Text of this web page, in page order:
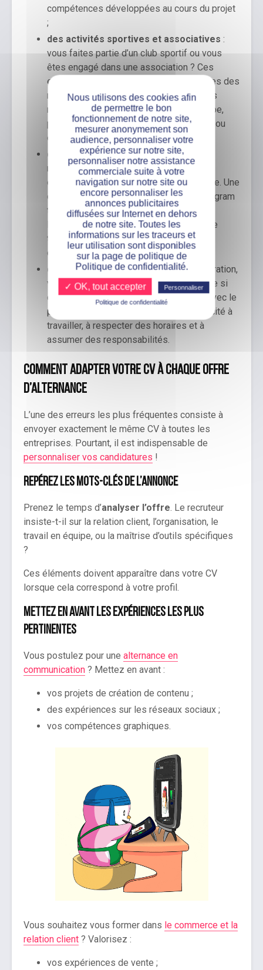
compétences développées au cours du projet
;
des activités sportives et associatives :
vous faites partie d’un club sportif ou vous
êtes engagé dans une association ? Ces
expériences sont souvent très appréciées des
recruteurs, car elles révèlent des qualités
recherchées en entreprise (esprit d’équipe,
persévérance, sens des responsabilités ou
engagement) ;
des projets personnels: aujourd’hui, de
nombreux jeunes développent des
compétences en dehors du cadre scolaire. Une
chaîne YouTube, un blog, un compte Instagram
thématique, des créations graphiques ou
l’apprentissage d’un langage informatique
témoignent de votre curiosité et de votre
capacité à apprendre par vous-même ;
des petits boulots : baby-sitting, restauration,
vente, animation, soutien scolaire… Même si
ces expériences n’ont aucun lien direct avec le
poste visé, elles démontrent votre capacité à
travailler, à respecter des horaires et à
assumer des responsabilités.
Comment adapter votre CV à chaque offre
d’alternance
L’une des erreurs les plus fréquentes consiste à
envoyer exactement le même CV à toutes les
entreprises. Pourtant, il est indispensable de
personnaliser vos candidatures !
Repérez les mots-clés de l’annonce
Prenez le temps d’analyser l’offre. Le recruteur
insiste-t-il sur la relation client, l’organisation, le
travail en équipe, ou la maîtrise d’outils spécifiques
?
Ces éléments doivent apparaître dans votre CV
lorsque cela correspond à votre profil.
Mettez en avant les expériences les plus
pertinentes
Vous postulez pour une alternance en
communication ? Mettez en avant :
vos projets de création de contenu ;
des expériences sur les réseaux sociaux ;
vos compétences graphiques.
Vous souhaitez vous former dans le commerce et la
relation client ? Valorisez :
vos expériences de vente ;
Nous utilisons des cookies afin
de permettre le bon
fonctionnement de notre site,
mesurer anonymement son
audience, personnaliser votre
expérience sur notre site,
personnaliser notre assistance
commerciale suite à votre
navigation sur notre site ou
encore personnaliser les
annonces publicitaires
diffusées sur Internet en dehors
de notre site. Toutes les
informations sur les traceurs et
leur utilisation sont disponibles
sur la page de politique de
Politique de confidentialité.
✓ OK, tout accepter
Personnaliser
Politique de confidentialité